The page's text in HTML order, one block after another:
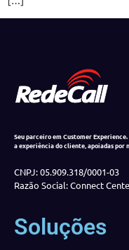
Seu parceiro em Customer
a experiência do cliente, apoiadas por
CNPJ: 05.909.318/0001-03
Razão Social: Connect
Soluções